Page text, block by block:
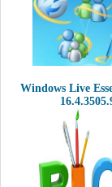
Windows Live